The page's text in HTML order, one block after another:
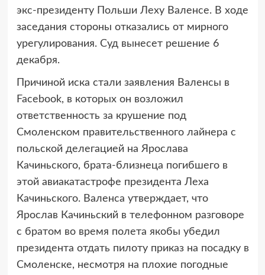
экс-президенту Польши Леху Валенсе. В ходе
заседания стороны отказались от мирного
урегулирования. Суд вынесет решение 6
декабря.
Причиной иска стали заявления Валенсы в
Facebook, в которых он возложил
ответственность за крушение под
Смоленском правительственного лайнера с
польской делегацией на Ярослава
Качиньского, брата-близнеца погибшего в
этой авиакатастрофе президента Леха
Качиньского. Валенса утверждает, что
Ярослав Качиньский в телефонном разговоре
с братом во время полета якобы убедил
президента отдать пилоту приказ на посадку в
Смоленске, несмотря на плохие погодные